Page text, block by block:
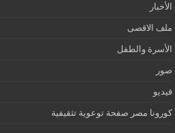
الأخبار
ملف الاقصى
الأسرة والطفل
صور
فيديو
كورونا مصر صفحة توعوية تثقيفية